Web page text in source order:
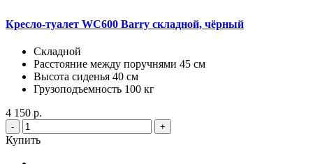
Кресло-туалет WC600 Barry складной, чёрный
Складной
Расстояние между поручнями 45 см
Высота сиденья 40 см
Грузоподъемность 100 кг
4 150 р.
- +
Купить